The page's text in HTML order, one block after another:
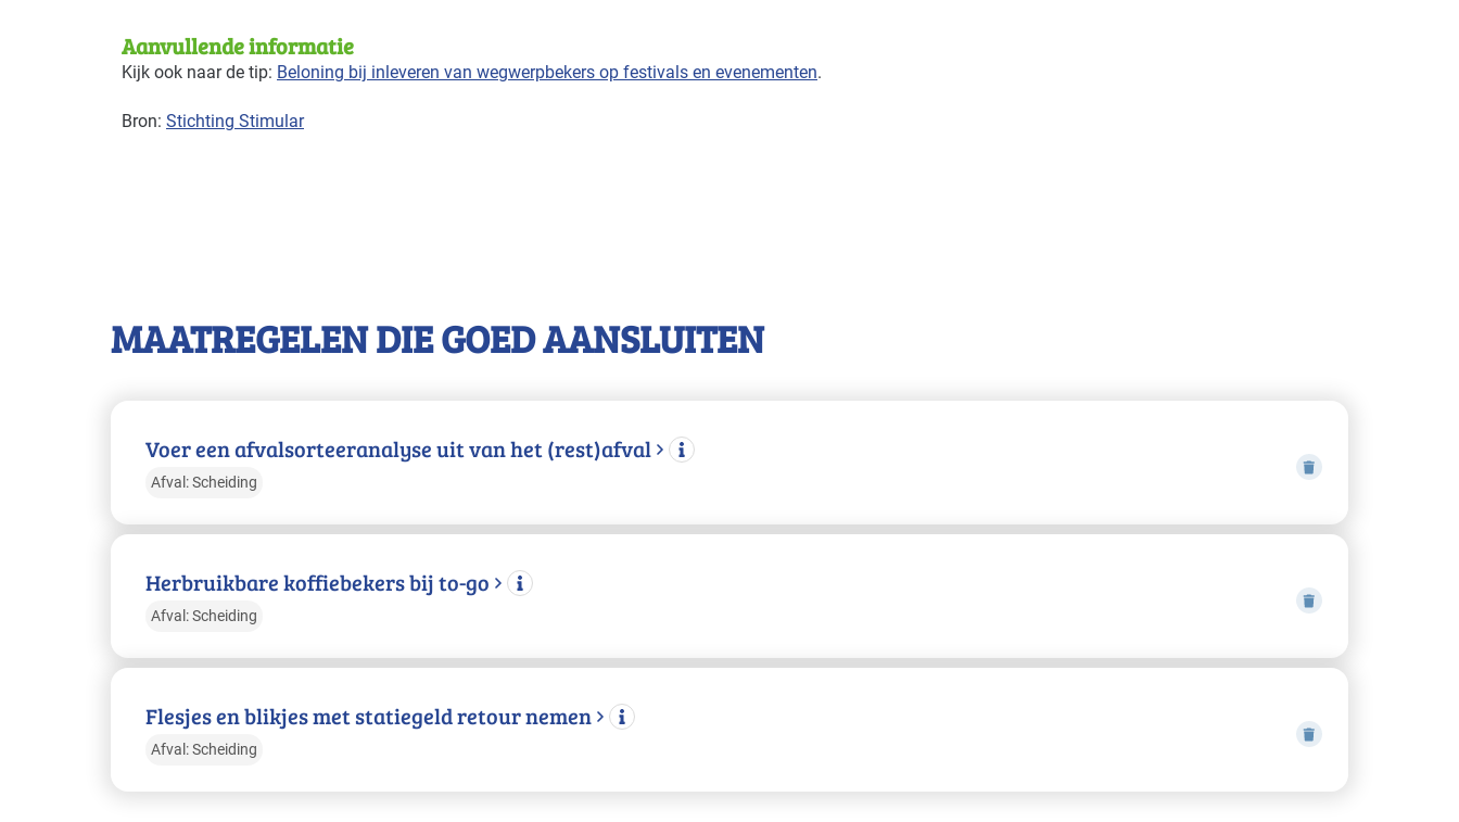
Aanvullende informatie
Kijk ook naar de tip: Beloning bij inleveren van wegwerpbekers op festivals en evenementen.
Bron: Stichting Stimular
MAATREGELEN DIE GOED AANSLUITEN
Voer een afvalsorteeranalyse uit van het (rest)afval
Afval: Scheiding
Herbruikbare koffiebekers bij to-go
Afval: Scheiding
Flesjes en blikjes met statiegeld retour nemen
Afval: Scheiding